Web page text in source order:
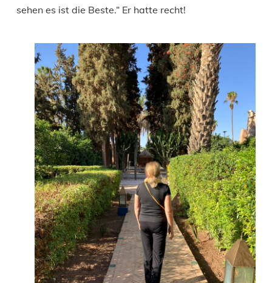
sehen es ist die Beste.“ Er hatte recht!